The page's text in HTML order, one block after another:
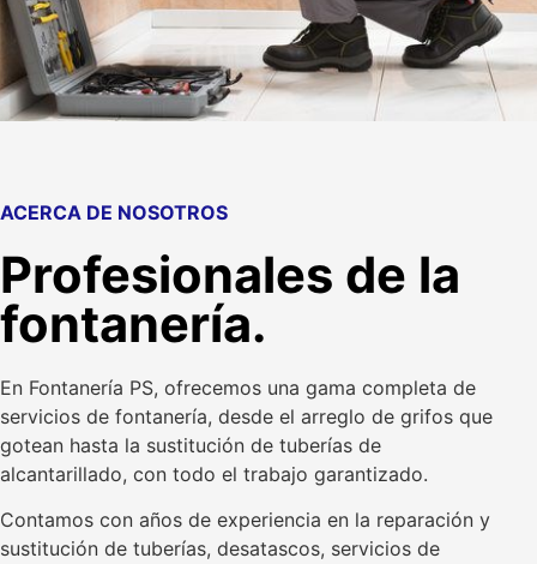
ACERCA DE NOSOTROS
Profesionales de la
fontanería.
En Fontanería PS, ofrecemos una gama completa de
servicios de fontanería, desde el arreglo de grifos que
gotean hasta la sustitución de tuberías de
alcantarillado, con todo el trabajo garantizado.
Contamos con años de experiencia en la reparación y
sustitución de tuberías, desatascos, servicios de